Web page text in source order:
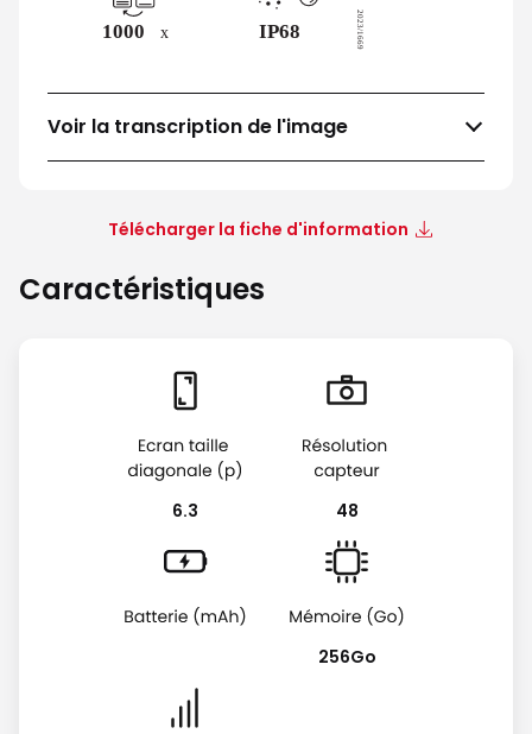
Voir la transcription de l'image
Télécharger la fiche d'information
Caractéristiques
6.3 48
256Go